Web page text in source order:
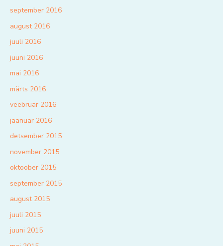
september 2016
august 2016
juuli 2016
juuni 2016
mai 2016
märts 2016
veebruar 2016
jaanuar 2016
detsember 2015
november 2015
oktoober 2015
september 2015
august 2015
juuli 2015
juuni 2015